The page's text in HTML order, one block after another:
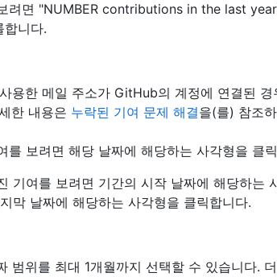
려면 "NUMBER contributions in the last
합니다.
용한 메일 주소가 GitHub의 계정에 연결된 경
한 내용은 누락된 기여 문제 해결을(를) 참조
를 보려면 해당 날짜에 해당하는 사각형을 클
기여를 보려면 기간의 시작 날짜에 해당하는
막 날짜에 해당하는 사각형을 클릭합니다.
범위를 최대 1개월까지 선택할 수 있습니다.